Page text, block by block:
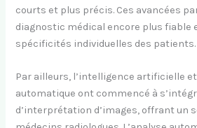
courts et plus précis. Ces avancées
diagnostic médical encore plus fiable
spécificités individuelles des patients.
Par ailleurs, l’intelligence artificielle
automatique ont commencé à
d’interprétation d’images, offrant un